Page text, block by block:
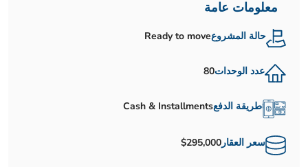
معلومات عامة
حالة المشروعReady to move
عدد الوحدات80
طريقة الدفعCash & Installments
سعر العقار$295,000